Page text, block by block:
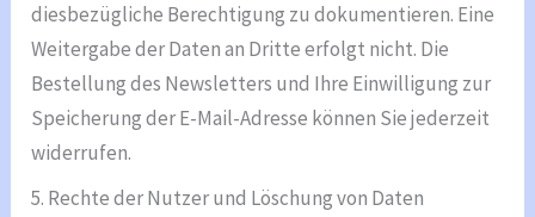
diesbezügliche Berechtigung zu dokumentieren. Eine
Weitergabe der Daten an Dritte erfolgt nicht. Die
Bestellung des Newsletters und Ihre Einwilligung zur
Speicherung der E-Mail-Adresse können Sie jederzeit
widerrufen.
5. Rechte der Nutzer und Löschung von Daten